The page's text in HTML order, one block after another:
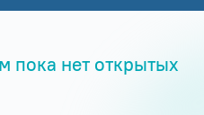
пока нет открытых